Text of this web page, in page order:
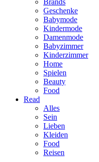
Brands
Geschenke
Babymode
Kindermode
Damenmode
Babyzimmer
Kinderzimmer
Home
Spielen
Beauty
Food
Read
Alles
Sein
Lieben
Kleiden
Food
Reisen